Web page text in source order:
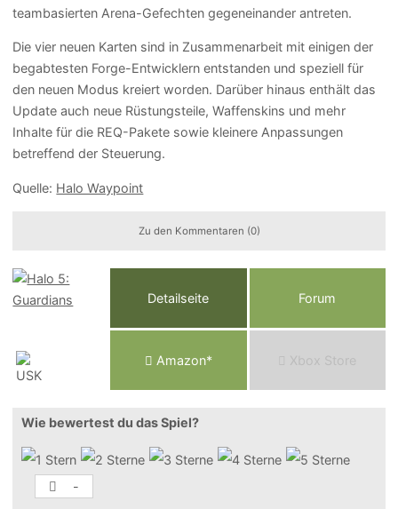
teambasierten Arena-Gefechten gegeneinander antreten.
Die vier neuen Karten sind in Zusammenarbeit mit einigen der
begabtesten Forge-Entwicklern entstanden und speziell für
den neuen Modus kreiert worden. Darüber hinaus enthält das
Update auch neue Rüstungsteile, Waffenskins und mehr
Inhalte für die REQ-Pakete sowie kleinere Anpassungen
betreffend der Steuerung.
Quelle: Halo Waypoint
Zu den Kommentaren (0)
Detailseite Forum
Amazon* Xbox Store
Wie bewertest du das Spiel?
-